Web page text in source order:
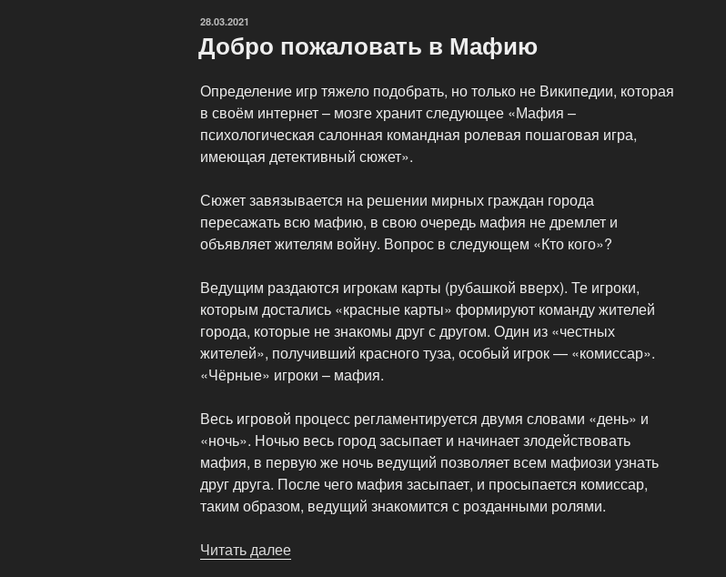
ОПУБЛИКОВАНО
28.03.2021
Добро пожаловать в Мафию
Определение игр тяжело подобрать, но только не Википедии, которая
в своём интернет – мозге хранит следующее «Мафия –
психологическая салонная командная ролевая пошаговая игра,
имеющая детективный сюжет».
Сюжет завязывается на решении мирных граждан города
пересажать всю мафию, в свою очередь мафия не дремлет и
объявляет жителям войну. Вопрос в следующем «Кто кого»?
Ведущим раздаются игрокам карты (рубашкой вверх). Те игроки,
которым достались «красные карты» формируют команду жителей
города, которые не знакомы друг с другом. Один из «честных
жителей», получивший красного туза, особый игрок — «комиссар».
«Чёрные» игроки – мафия.
Весь игровой процесс регламентируется двумя словами «день» и
«ночь». Ночью весь город засыпает и начинает злодействовать
мафия, в первую же ночь ведущий позволяет всем мафиози узнать
друг друга. После чего мафия засыпает, и просыпается комиссар,
таким образом, ведущий знакомится с розданными ролями.
Читать далее